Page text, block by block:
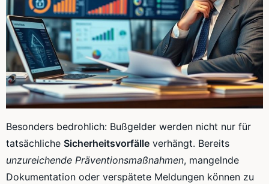
Besonders bedrohlich: Bußgelder werden nicht nur für
tatsächliche Sicherheitsvorfälle verhängt. Bereits
unzureichende Präventionsmaßnahmen, mangelnde
Dokumentation oder verspätete Meldungen können zu